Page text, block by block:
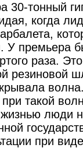
30-тонный
когда
У премьера
раза.
резиновой
такой
люди
при